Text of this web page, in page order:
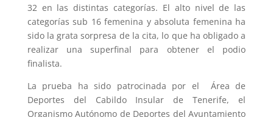
32 en las distintas categorías. El alto nivel de las
categorías sub 16 femenina y absoluta femenina ha
sido la grata sorpresa de la cita, lo que ha obligado a
realizar una superfinal para obtener el podio
finalista.
La prueba ha sido patrocinada por el Área de
Deportes del Cabildo Insular de Tenerife, el
Organismo Autónomo de Deportes del Ayuntamiento